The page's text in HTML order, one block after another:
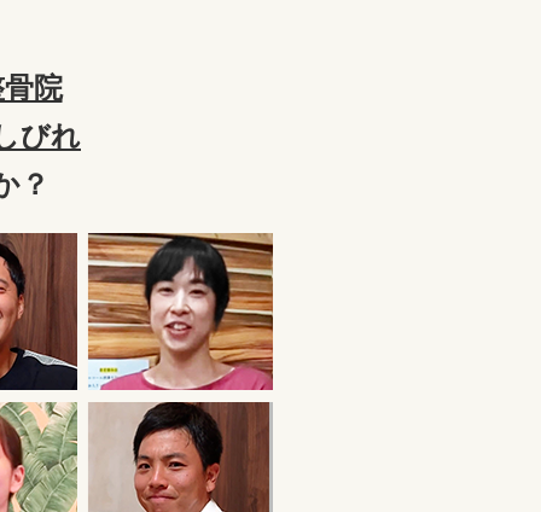
院
びれ
？